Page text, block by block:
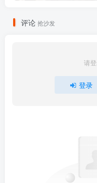
评论 抢沙发
请
登录